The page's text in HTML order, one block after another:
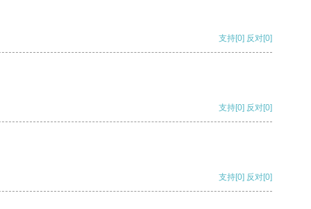
支持[0] 反对[0]
支持[0] 反对[0]
支持[0] 反对[0]